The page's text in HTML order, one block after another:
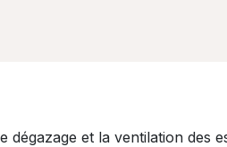
et la ventilation des